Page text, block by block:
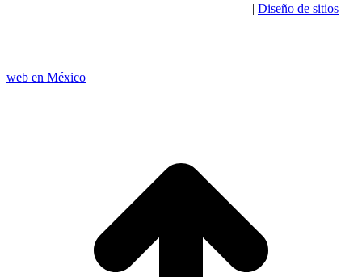
| Diseño de sitios
web en México